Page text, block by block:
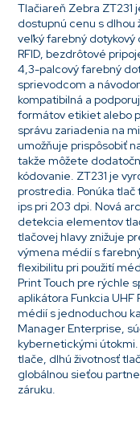
Tlačiareň Zebra ZT231
dostupnú cenu s dlhou
veľký farebný dotykový
RFID, bezdrôtové
4,3-palcový farebný
sprievodcom a
kompatibilná a
formátov etikiet alebo
správu zariadenia na
umožňuje prispôsobiť
takže môžete
kódovanie. ZT231 je
prostredia. Ponúka tlač
ips pri 203 dpi. Nová
detekcia elementov
tlačovej hlavy znižuje
výmena médií s
flexibilitu pri použití
Print Touch pre rýchle
aplikátora Funkcia
médií s jednoduchou
Manager Enterprise,
kybernetickými
tlače, dlhú životnosť
globálnou sieťou
záruku.